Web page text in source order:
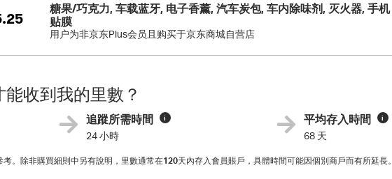
糖果/巧克力, 车载蓝牙, 电子香薰, 汽车炭包, 车内除味剂, 灭火器, 手机
贴膜
用户为非京东Plus会员且购买于京东商城自营店
收到我的里數？
追蹤所需時間 i
24 小時
平均存入時間 i
68 天
考。除非購買細則中另有說明，里數通常在120天內存入會員賬戶，具體時間可能因個別商戶而有所延長。